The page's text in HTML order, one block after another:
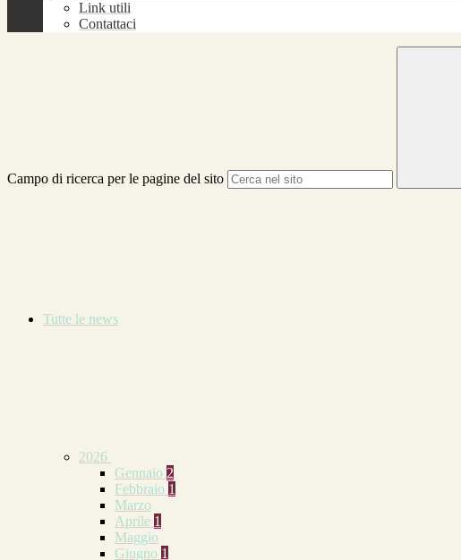
Link utili
Contattaci
Campo di ricerca per le pagine del sito
Tutte le news
2026
Gennaio 2
Febbraio 1
Marzo
Aprile 1
Maggio
Giugno 1